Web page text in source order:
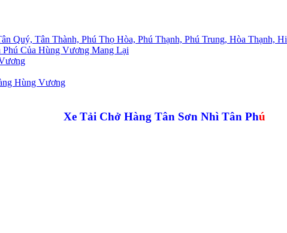
Quý, Tân Thành, Phú Thọ Hòa, Phú Thạnh, Phú Trung, Hòa Thạnh,
Của Hùng Vương Mang Lại
Hùng Vương
Xe Tải Chở Hàng Tân Sơn Nhì Tân Phú